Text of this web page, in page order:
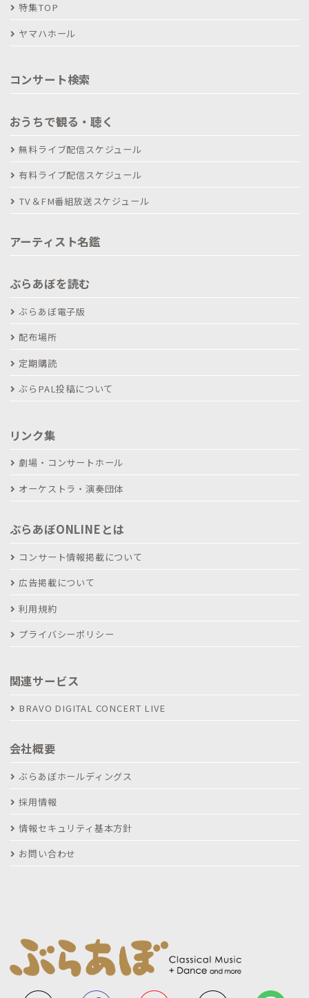
特集TOP
ヤマハホール
コンサート検索
おうちで観る・聴く
無料ライブ配信スケジュール
有料ライブ配信スケジュール
TV＆FM番組放送スケジュール
アーティスト名鑑
ぶらあぼを読む
ぶらあぼ電子版
配布場所
定期購読
ぶらPAL投稿について
リンク集
劇場・コンサートホール
オーケストラ・演奏団体
ぶらあぼONLINEとは
コンサート情報掲載について
広告掲載について
利用規約
プライバシーポリシー
関連サービス
BRAVO DIGITAL CONCERT LIVE
会社概要
ぶらあぼホールディングス
採用情報
情報セキュリティ基本方針
お問い合わせ